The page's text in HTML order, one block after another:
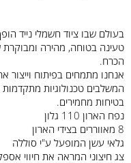
בעולם שבו ציוד חשמלי נייד
טעינה בטוחה, מהירה
הכרח.
אנחנו מתמחים בפיתוח וייצור
המשלבים טכנולוגיות
בטיחות מחמירים.
נפח הארון 110 גלון
8 מאווררים בצידי הארון
גלאי עשן המופעל ע"י סוללה
צג חיצוני המראה את חיווי